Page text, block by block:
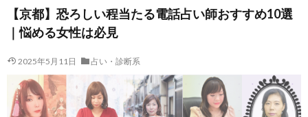
【京都】恐ろしい程当たる電話占い師おすすめ10選
｜悩める女性は必見
2025年5月11日 占い・診断系